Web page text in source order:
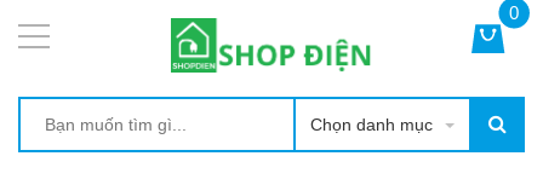
Chọn danh mục
0